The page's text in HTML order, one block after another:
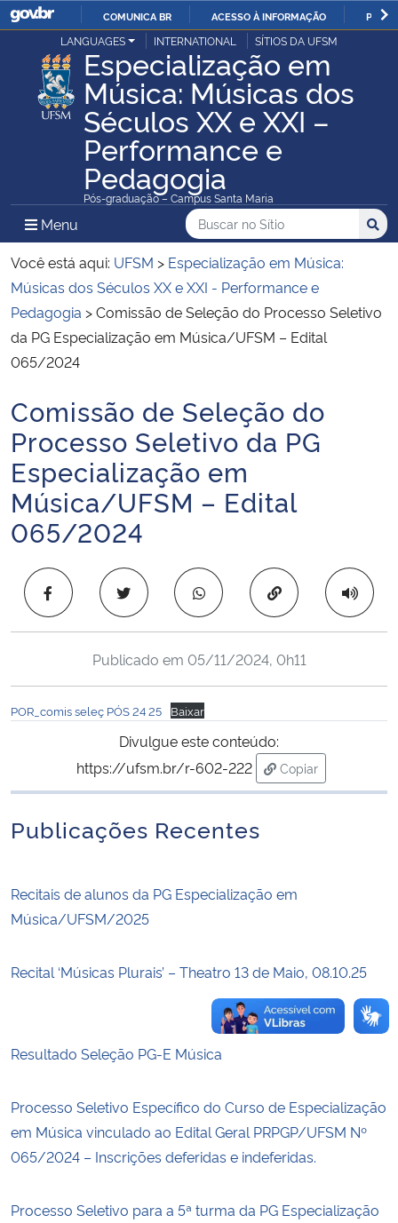
IR
PARA
O
CONTEÚDO
COMUNICA BR ACESSO À INFORMAÇÃO
Ministério da Justiça e Segurança Pública
Ministério da Defesa
Ministério das Relações Exteriores
Ministério da Economia
Ministério da Infraestrutura
Ministério da Agricultura, Pecuária e Abastecimento
Ministério da Educação
Ministério da Cidadania
Ministério da Saúde
Ministério de Minas e Energia
Ministério do Meio Ambiente
Controladoria-Geral da União
Ministério da Mulher, da Família e dos Direitos Humanos
Secretaria-Geral
Advocacia-Geral da União
LANGUAGES INTERNATIONAL SÍTIOS DA UFSM
Especialização em
Música: Músicas dos
Séculos XX e XXI –
Performance e
Pedagogia
Pós-graduação – Campus Santa Maria
Menu Menu Principal do Sítio
Busca
Buscar no no Sítio
Busca:
Você está aqui: UFSM > Especialização em Música:
Músicas dos Séculos XX e XXI - Performance e
Pedagogia >Comissão de Seleção do Processo Seletivo
da PG Especialização em Música/UFSM – Edital
065/2024
Início do conteúdo
Comissão de Seleção do
Processo Seletivo da PG
Especialização em
Música/UFSM – Edital
065/2024
Copiar para área
Publicado em 05/11/2024, 0h11
POR_comis seleç PÓS 24 25 Baixar
Divulgue este conteúdo:
https://ufsm.br/r-602-222
Copiar
para área de
Publicações Recentes
Recitais de alunos da PG Especialização em
Música/UFSM/2025
Recital ‘Músicas Plurais’ – Theatro 13 de Maio, 08.10.25
Resultado Seleção PG-E Música
Processo Seletivo Específico do Curso de Especialização
em Música vinculado ao Edital Geral PRPGP/UFSM Nº
065/2024 – Inscrições deferidas e indeferidas.
Processo Seletivo para a 5ª turma da PG Especialização